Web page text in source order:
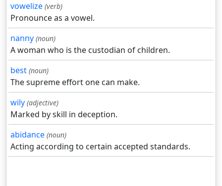
vowelize (verb)
Pronounce as a vowel.
nanny (noun)
A woman who is the custodian of children.
best (noun)
The supreme effort one can make.
wily (adjective)
Marked by skill in deception.
abidance (noun)
Acting according to certain accepted standards.